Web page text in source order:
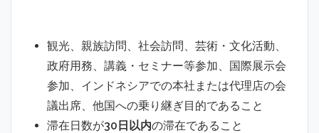
観光、親族訪問、社会訪問、芸術・文化活動、
政府用務、講義・セミナー等参加、国際展示会
参加、インドネシアでの本社または代理店の会
議出席、他国への乗り継ぎ目的であること
滞在日数が30日以内の滞在であること